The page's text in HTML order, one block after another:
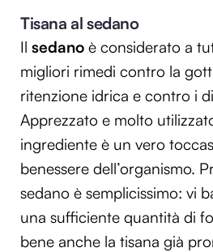
Tisana al sedano
Il sedano è considerato a
migliori rimedi contro la
ritenzione idrica e contro i
Apprezzato e molto
ingrediente è un vero
benessere dell’organismo.
sedano è semplicissimo: vi
una sufficiente quantità di
bene anche la tisana già